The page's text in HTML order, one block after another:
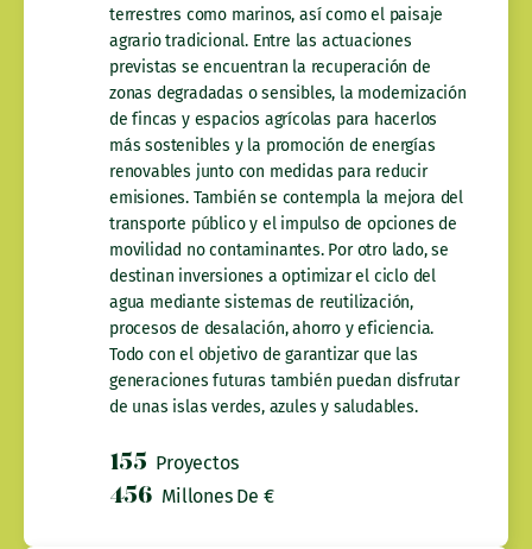
terrestres como marinos, así como el paisaje
agrario tradicional. Entre las actuaciones
previstas se encuentran la recuperación de
zonas degradadas o sensibles, la modernización
de fincas y espacios agrícolas para hacerlos
más sostenibles y la promoción de energías
renovables junto con medidas para reducir
emisiones. También se contempla la mejora del
transporte público y el impulso de opciones de
movilidad no contaminantes. Por otro lado, se
destinan inversiones a optimizar el ciclo del
agua mediante sistemas de reutilización,
procesos de desalación, ahorro y eficiencia.
Todo con el objetivo de garantizar que las
generaciones futuras también puedan disfrutar
de unas islas verdes, azules y saludables.
155 Proyectos
456 Millones De €